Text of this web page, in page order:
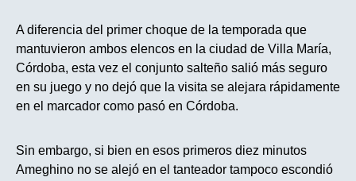
A diferencia del primer choque de la temporada que
mantuvieron ambos elencos en la ciudad de Villa María,
Córdoba, esta vez el conjunto salteño salió más seguro
en su juego y no dejó que la visita se alejara rápidamente
en el marcador como pasó en Córdoba.
Sin embargo, si bien en esos primeros diez minutos
Ameghino no se alejó en el tanteador tampoco escondió